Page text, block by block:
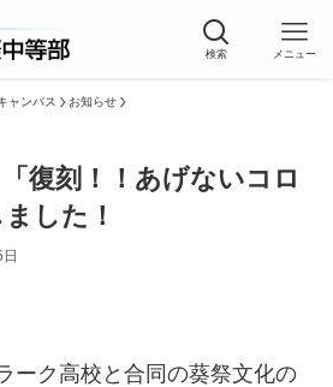
検索 メニュー
ャンパス お知らせ
復刻！！あげないコロ
した！
ーク高校と合同の葵祭文化の